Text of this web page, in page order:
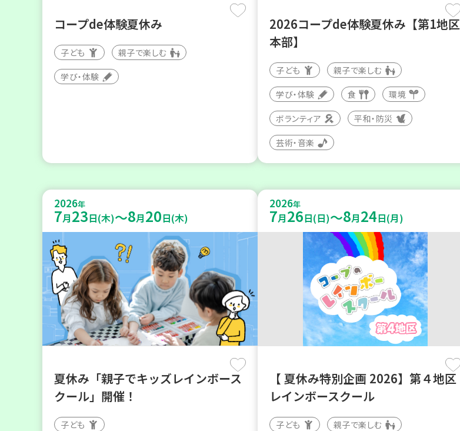
コープde体験夏休み
子ども 親子で楽しむ
学び・体験
2026コープde体験夏休み【第1地区
本部】
子ども 親子で楽しむ
学び・体験 食 環境
ボランティア 平和・防災
芸術・音楽
2026年
7月23日(木)～8月20日(木)
夏休み「親子でキッズレインボース
クール」開催！
子ども
2026年
7月26日(日)～8月24日(月)
【 夏休み特別企画 2026】第４地区
レインボースクール
子ども 親子で楽しむ